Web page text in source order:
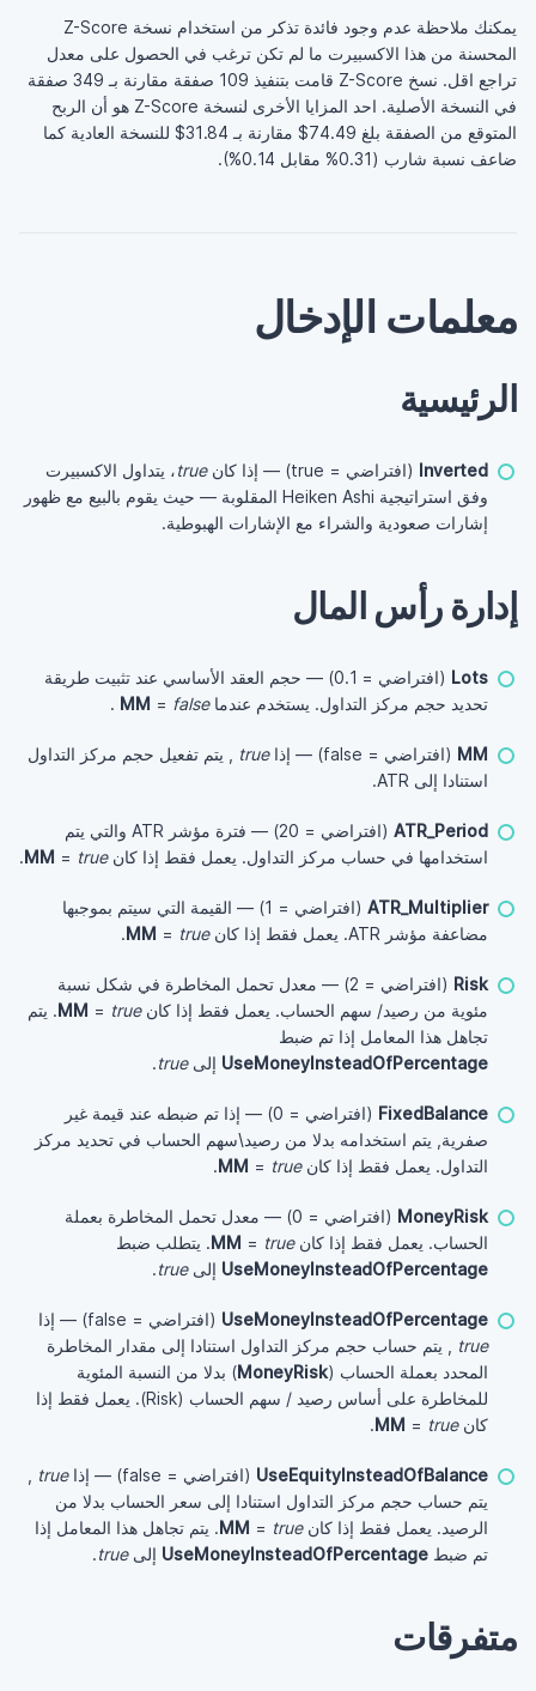
يمكنك ملاحظة عدم وجود فائدة تذكر من استخدام نسخة Z-Score
المحسنة من هذا الاكسبيرت ما لم تكن ترغب في الحصول على معدل
تراجع اقل. نسخ Z-Score قامت بتنفيذ 109 صفقة مقارنة بـ 349 صفقة
في النسخة الأصلية. احد المزايا الأخرى لنسخة Z-Score هو أن الربح
المتوقع من الصفقة بلغ 74.49$ مقارنة بـ 31.84$ للنسخة العادية كما
ضاعف نسبة شارب (0.31% مقابل 0.14%).
معلمات الإدخال
الرئيسية
Inverted (افتراضي = true) — إذا كان true، يتداول الاكسبيرت
وفق استراتيجية Heiken Ashi المقلوبة — حيث يقوم بالبيع مع ظهور
إشارات صعودية والشراء مع الإشارات الهبوطية.
إدارة رأس المال
Lots
(افتراضي = 0.1) — حجم العقد الأساسي عند تثبيت طريقة
تحديد حجم مركز التداول. يستخدم عندما
MM = false
.
MM (افتراضي = false) — إذا true
, يتم تفعيل حجم مركز التداول
استنادا إلى ATR.
ATR_Period
(افتراضي = 20) — فترة مؤشر ATR والتي يتم
استخدامها في حساب مركز التداول. يعمل فقط إذا كان
MM = true
.
ATR_Multiplier
(افتراضي = 1) — القيمة التي سيتم بموجبها
مضاعفة مؤشر ATR. يعمل فقط إذا كان
MM = true
.
Risk
(افتراضي = 2) — معدل تحمل المخاطرة في شكل نسبة
مئوية من رصيد/ سهم الحساب. يعمل فقط إذا كان
MM = true
. يتم
تجاهل هذا المعامل إذا تم ضبط
UseMoneyInsteadOfPercentage إلىtrue
.
FixedBalance
(افتراضي = 0) — إذا تم ضبطه عند قيمة غير
صفرية, يتم استخدامه بدلا من رصيد\سهم الحساب في تحديد مركز
التداول. يعمل فقط إذا كان
MM = true
.
MoneyRisk
(افتراضي = 0) — معدل تحمل المخاطرة بعملة
الحساب. يعمل فقط إذا كان
MM = true
. يتطلب ضبط
UseMoneyInsteadOfPercentage إلىtrue
.
UseMoneyInsteadOfPercentage (افتراضي = false) — إذا
true
, يتم حساب حجم مركز التداول استنادا إلى مقدار المخاطرة
المحدد بعملة الحساب (MoneyRisk) بدلا من النسبة المئوية
للمخاطرة على أساس رصيد / سهم الحساب (Risk). يعمل فقط إذا
كان
MM = true
.
UseEquityInsteadOfBalance (افتراضي = false) — إذا true
يتم حساب حجم مركز التداول استنادا إلى سعر الحساب بدلا من
الرصيد. يعمل فقط إذا كان
MM = true
. يتم تجاهل هذا المعامل إذا
تم ضبط UseMoneyInsteadOfPercentage إلىtrue
.
متفرقات